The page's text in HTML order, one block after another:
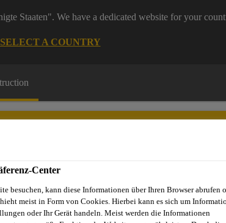
Staaten". We have a dedicated website for your
SELECT A COUNTRY
Dienstleistungen Referenzobjekte Sika Apps
Center
besuchen, kann diese Informationen über Ihren Browser abrufen
meist in Form von Cookies. Hierbei kann es sich um
oder Ihr Gerät handeln. Meist werden die Informationen